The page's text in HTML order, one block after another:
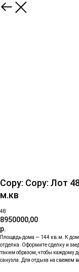
Copy: Copy: Лот
м.кв
48
8950000,00
р.
Площадь дома — 144 кв.м. К
отделка. Оформите сделку и
таким образом, чтобы каждому
санузла. Для отдыха на свежем